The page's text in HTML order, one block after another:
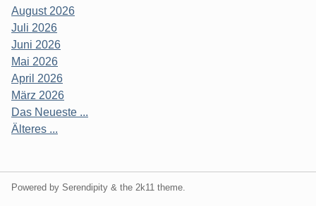
August 2026
Juli 2026
Juni 2026
Mai 2026
April 2026
März 2026
Das Neueste ...
Älteres ...
Powered by Serendipity & the 2k11 theme.